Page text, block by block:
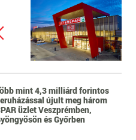
mint 4,3 milliárd forintos
újult meg három
üzlet Veszprémben,
és Győrben